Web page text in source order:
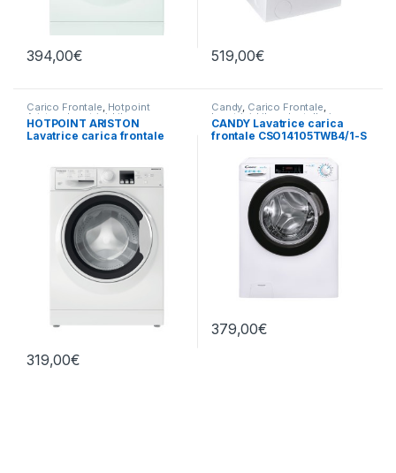
394,00€ 519,00€
Carico Frontale, Hotpoint
Ariston, Lavatrici,Libera
Installazione
HOTPOINT ARISTON
Lavatrice carica frontale
319,00€
Candy, Carico Frontale,
Lavatrici ,Libera Installazione
CANDY Lavatrice carica
frontale CSO14105TWB4/1-S
379,00€